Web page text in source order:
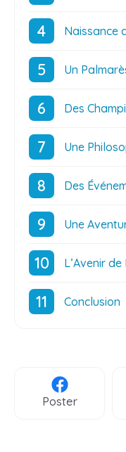
Naissance
Un
Des
Une
Des
Une
L’Avenir
Conclusion
Poster